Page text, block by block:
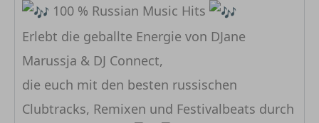
100 % Russian Music Hits
Erlebt die geballte Energie von DJane
Marussja & DJ Connect,
die euch mit den besten russischen
Clubtracks, Remixen und Festivalbeats durch